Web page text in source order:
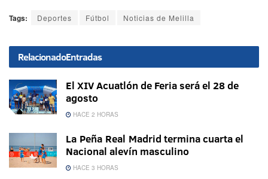
Tags: Deportes Fútbol Noticias de Melilla
RelacionadoEntradas
El XIV Acuatlón de Feria será el 28 de
agosto
HACE 2 HORAS
La Peña Real Madrid termina cuarta el
Nacional alevín masculino
HACE 3 HORAS